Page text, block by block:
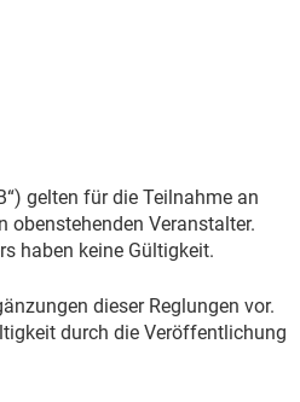
gelten für die Teilnahme an
obenstehenden Veranstalter.
haben keine Gültigkeit.
dieser Reglungen vor.
durch die Veröffentlichung